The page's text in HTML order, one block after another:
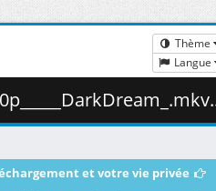
Thème
Langue
( 489.65 MB )
et votre vie privée